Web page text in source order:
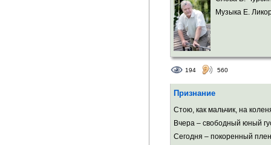
Музыка Е.
194 560
Признание
Стою, как мальчик, на
Вчера – свободный юный
Сегодня – покоренный